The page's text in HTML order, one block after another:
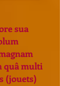
sua
quâ multi
(jouets)